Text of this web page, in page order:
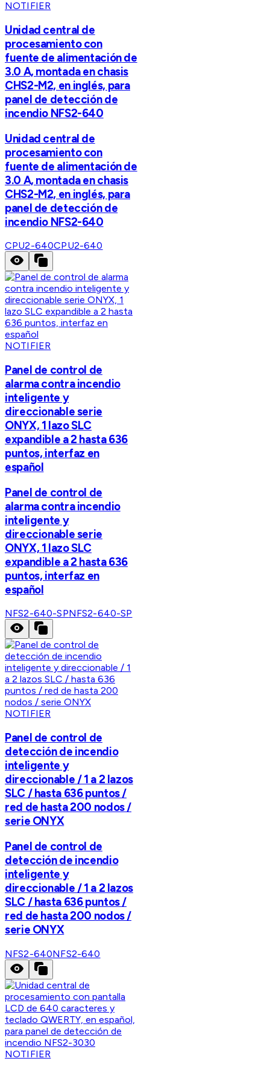
NOTIFIER
Unidad central de
procesamiento con
fuente de alimentación de
3.0 A, montada en chasis
CHS2-M2, en inglés, para
panel de detección de
incendio NFS2-640
Unidad central de
procesamiento con
fuente de alimentación de
3.0 A, montada en chasis
CHS2-M2, en inglés, para
panel de detección de
incendio NFS2-640
CPU2-640CPU2-640
NOTIFIER
Panel de control de
alarma contra incendio
inteligente y
direccionable serie
ONYX, 1 lazo SLC
expandible a 2 hasta 636
puntos, interfaz en
español
Panel de control de
alarma contra incendio
inteligente y
direccionable serie
ONYX, 1 lazo SLC
expandible a 2 hasta 636
puntos, interfaz en
español
NFS2-640-SPNFS2-640-SP
NOTIFIER
Panel de control de
detección de incendio
inteligente y
direccionable / 1 a 2 lazos
SLC / hasta 636 puntos /
red de hasta 200 nodos /
serie ONYX
Panel de control de
detección de incendio
inteligente y
direccionable / 1 a 2 lazos
SLC / hasta 636 puntos /
red de hasta 200 nodos /
serie ONYX
NFS2-640NFS2-640
NOTIFIER